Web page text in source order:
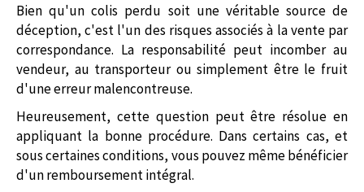
Bien qu'un colis perdu soit une véritable source de
déception, c'est l'un des risques associés à la vente par
correspondance. La responsabilité peut incomber au
vendeur, au transporteur ou simplement être le fruit
d'une erreur malencontreuse.
Heureusement, cette question peut être résolue en
appliquant la bonne procédure. Dans certains cas, et
sous certaines conditions, vous pouvez même bénéficier
d'un remboursement intégral.